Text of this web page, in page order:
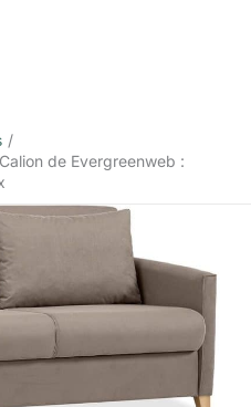
de Evergreenweb :